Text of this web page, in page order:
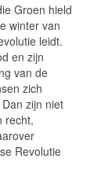
Groen hield
winter van
leidt.
en zijn
van de
zich
zijn niet
recht,
Revolutie